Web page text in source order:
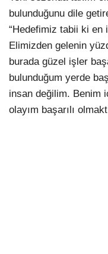
bulunduğunu dile
“Hedefimiz tabii ki en
Elimizden gelenin
burada güzel işler
bulunduğum yerde
insan değilim. Benim
olayım başarılı